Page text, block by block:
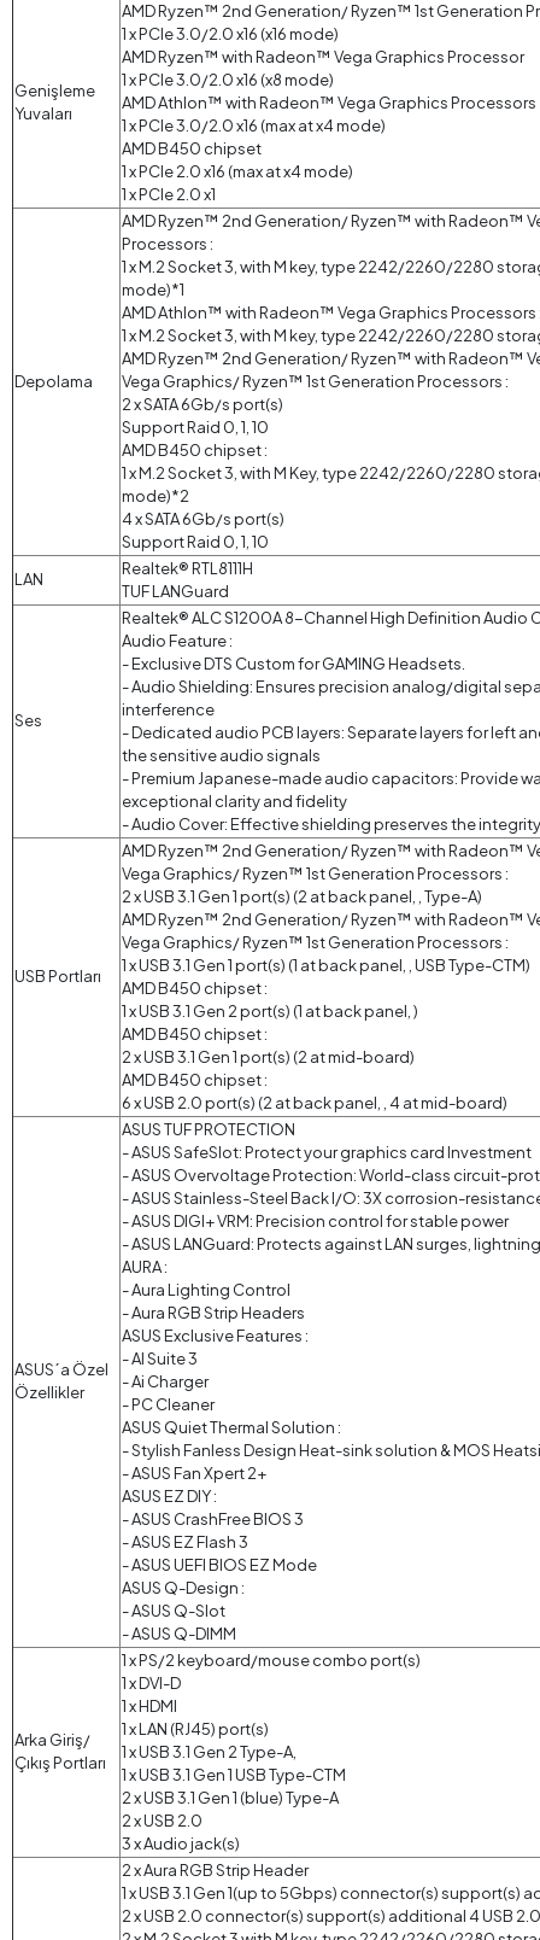
Genişleme
Yuvaları
AMD Ryzen™ 2nd Generation/ Ryzen™ 1st Generation
1 x PCIe 3.0/2.0 x16 (x16 mode)
AMD Ryzen™ with Radeon™ Vega Graphics Processor
1 x PCIe 3.0/2.0 x16 (x8 mode)
AMD Athlon™ with Radeon™ Vega Graphics Processors
1 x PCIe 3.0/2.0 x16 (max at x4 mode)
AMD B450 chipset
1 x PCIe 2.0 x16 (max at x4 mode)
1 x PCIe 2.0 x1
Depolama
AMD Ryzen™ 2nd Generation/ Ryzen™ with Radeon™
Processors :
1 x M.2 Socket 3, with M key, type 2242/2260/2280
mode)*1
AMD Athlon™ with Radeon™ Vega Graphics Processors
1 x M.2 Socket 3, with M key, type 2242/2260/2280
AMD Ryzen™ 2nd Generation/ Ryzen™ with Radeon™
Vega Graphics/ Ryzen™ 1st Generation Processors :
2 x SATA 6Gb/s port(s)
Support Raid 0, 1, 10
AMD B450 chipset :
1 x M.2 Socket 3, with M Key, type 2242/2260/2280
mode)*2
4 x SATA 6Gb/s port(s)
Support Raid 0, 1, 10
LAN
Realtek® RTL8111H
TUF LANGuard
Ses
Realtek® ALC S1200A 8-Channel High Definition Audio
Audio Feature :
- Exclusive DTS Custom for GAMING Headsets.
- Audio Shielding: Ensures precision analog/digital
interference
- Dedicated audio PCB layers: Separate layers for left
the sensitive audio signals
- Premium Japanese-made audio capacitors: Provide
exceptional clarity and fidelity
- Audio Cover: Effective shielding preserves the
USB Portları
AMD Ryzen™ 2nd Generation/ Ryzen™ with Radeon™
Vega Graphics/ Ryzen™ 1st Generation Processors :
2 x USB 3.1 Gen 1 port(s) (2 at back panel, , Type-A)
AMD Ryzen™ 2nd Generation/ Ryzen™ with Radeon™
Vega Graphics/ Ryzen™ 1st Generation Processors :
1 x USB 3.1 Gen 1 port(s) (1 at back panel, , USB Type-CTM)
AMD B450 chipset :
1 x USB 3.1 Gen 2 port(s) (1 at back panel, )
AMD B450 chipset :
2 x USB 3.1 Gen 1 port(s) (2 at mid-board)
AMD B450 chipset :
6 x USB 2.0 port(s) (2 at back panel, , 4 at mid-board)
ASUS´a Özel
Özellikler
ASUS TUF PROTECTION
- ASUS SafeSlot: Protect your graphics card Investment
- ASUS Overvoltage Protection: World-class circuit-
- ASUS Stainless-Steel Back I/O: 3X corrosion-
- ASUS DIGI+ VRM: Precision control for stable power
- ASUS LANGuard: Protects against LAN surges,
AURA :
- Aura Lighting Control
- Aura RGB Strip Headers
ASUS Exclusive Features :
- AI Suite 3
- Ai Charger
- PC Cleaner
ASUS Quiet Thermal Solution :
- Stylish Fanless Design Heat-sink solution & MOS
- ASUS Fan Xpert 2+
ASUS EZ DIY :
- ASUS CrashFree BIOS 3
- ASUS EZ Flash 3
- ASUS UEFI BIOS EZ Mode
ASUS Q-Design :
- ASUS Q-Slot
- ASUS Q-DIMM
Arka Giriş/
Çıkış Portları
1 x PS/2 keyboard/mouse combo port(s)
1 x DVI-D
1 x HDMI
1 x LAN (RJ45) port(s)
1 x USB 3.1 Gen 2 Type-A,
1 x USB 3.1 Gen 1 USB Type-CTM
2 x USB 3.1 Gen 1 (blue) Type-A
2 x USB 2.0
3 x Audio jack(s)
2 x Aura RGB Strip Header
1 x USB 3.1 Gen 1(up to 5Gbps) connector(s) support(s)
2 x USB 2.0 connector(s) support(s) additional 4 USB